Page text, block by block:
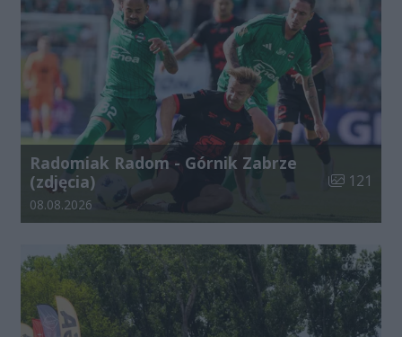
Radomiak Radom - Górnik Zabrze
(zdjęcia)
Liczba
121
Data dodania galerii:
08.08.2026